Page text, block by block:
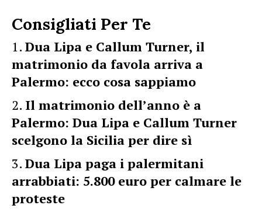
Consigliati Per Te
Dua Lipa e Callum Turner, il
matrimonio da favola arriva a
Palermo: ecco cosa sappiamo
Il matrimonio dell’anno è a
Palermo: Dua Lipa e Callum Turner
scelgono la Sicilia per dire sì
Dua Lipa paga i palermitani
arrabbiati: 5.800 euro per calmare le
proteste